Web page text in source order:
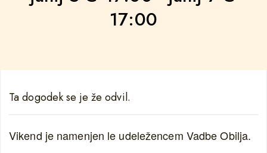
17:00
Ta dogodek se je že odvil.
Vikend je namenjen le udeležencem Vadbe Obilja.